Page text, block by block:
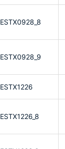
ESTX0928_8
ESTX0928_9
ESTX1226
ESTX1226_8